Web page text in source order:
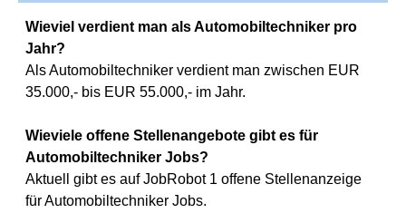
Wieviel verdient man als Automobiltechniker pro
Jahr?
Als Automobiltechniker verdient man zwischen EUR
35.000,- bis EUR 55.000,- im Jahr.
Wieviele offene Stellenangebote gibt es für
Automobiltechniker Jobs?
Aktuell gibt es auf JobRobot 1 offene Stellenanzeige
für Automobiltechniker Jobs.